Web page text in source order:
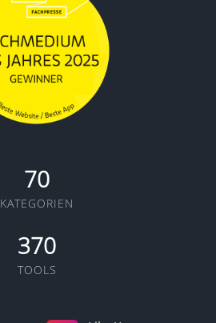
70
KATEGORIEN
370
TOOLS